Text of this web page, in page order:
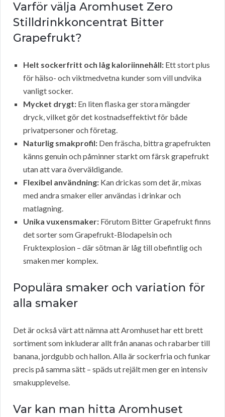
Varför välja Aromhuset Zero
Stilldrinkkoncentrat Bitter
Grapefrukt?
Helt sockerfritt och låg kaloriinnehåll: Ett stort plus
för hälso- och viktmedvetna kunder som vill undvika
vanligt socker.
Mycket drygt: En liten flaska ger stora mängder
dryck, vilket gör det kostnadseffektivt för både
privatpersoner och företag.
Naturlig smakprofil: Den fräscha, bittra grapefrukten
känns genuin och påminner starkt om färsk grapefrukt
utan att vara överväldigande.
Flexibel användning: Kan drickas som det är, mixas
med andra smaker eller användas i drinkar och
matlagning.
Unika vuxensmaker: Förutom Bitter Grapefrukt finns
det sorter som Grapefrukt-Blodapelsin och
Fruktexplosion – där sötman är låg till obefintlig och
smaken mer komplex.
Populära smaker och variation för
alla smaker
Det är också värt att nämna att Aromhuset har ett brett
sortiment som inkluderar allt från ananas och rabarber till
banana, jordgubb och hallon. Alla är sockerfria och funkar
precis på samma sätt – späds ut rejält men ger en intensiv
smakupplevelse.
Var kan man hitta Aromhuset